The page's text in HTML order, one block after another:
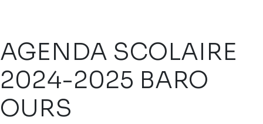
AGENDA SCOLAIRE
2024-2025 BARO
OURS